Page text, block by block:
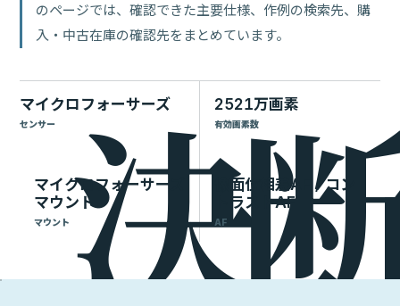
のページでは、確認できた主要仕様、作例の検索先、購
入・中古在庫の確認先をまとめています。
マイクロフォーサーズ
センサー
2521万画素
有効画素数
マイクロフォーサーズ
マウント
マウント
像面位相差AF / コン
トラストAF
AF